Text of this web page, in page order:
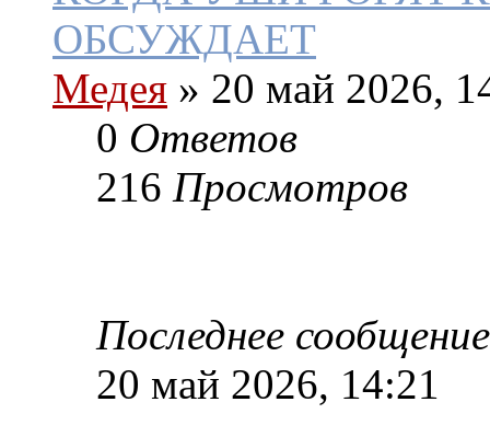
ОБСУЖДАЕТ
Медея » 20 май 2026,
0 Ответов
216 Просмотров
Последнее сообщение
20 май 2026, 14:21